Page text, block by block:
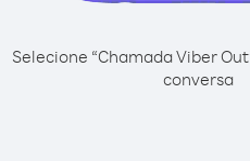
Selecione “Chamada Viber
conversa